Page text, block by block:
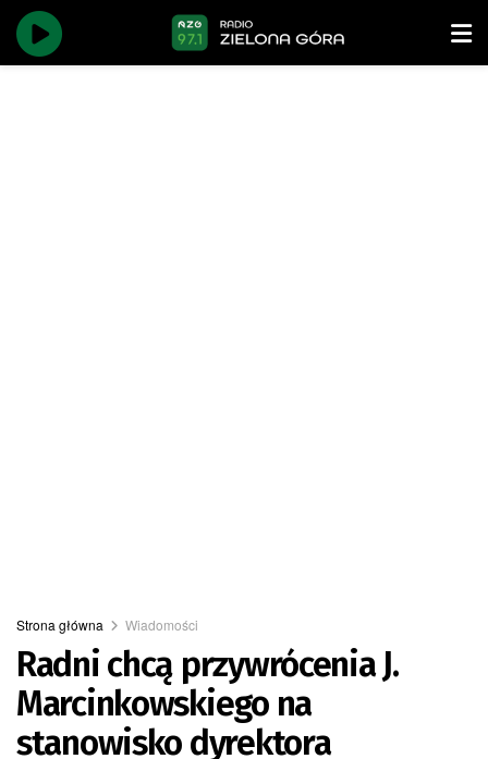
Strona główna Wiadomości
Radni chcą przywrócenia J.
Marcinkowskiego na
stanowisko dyrektora